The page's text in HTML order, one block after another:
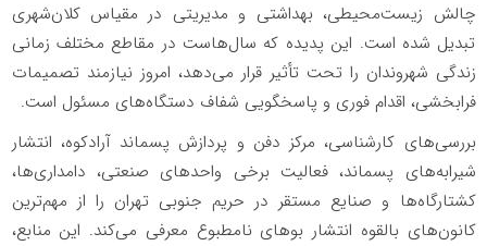
چالش زیست‌محیطی، بهداشتی و مدیریتی در مقیاس کلان‌شهری
تبدیل شده است. این پدیده که سال‌هاست در مقاطع مختلف زمانی
زندگی شهروندان را تحت تأثیر قرار می‌دهد، امروز نیازمند تصمیمات
فرابخشی، اقدام فوری و پاسخگویی شفاف دستگاه‌های مسئول است.
بررسی‌های کارشناسی، مرکز دفن و پردازش پسماند آرادکوه، انتشار
شیرابه‌های پسماند، فعالیت برخی واحدهای صنعتی، دامداری‌ها،
کشتارگاه‌ها و صنایع مستقر در حریم جنوبی تهران را از مهم‌ترین
کانون‌های بالقوه انتشار بوهای نامطبوع معرفی می‌کند. این منابع،